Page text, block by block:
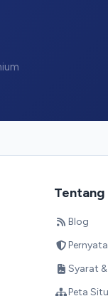
Tentang
Blog
Syarat
Peta
employer?
Mulai Percakapan
Kami membalas dengan